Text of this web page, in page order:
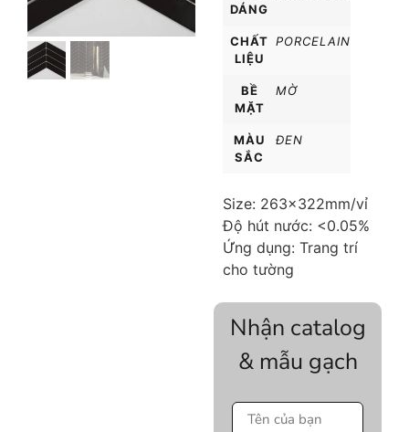
DÁNG
CHẤT
LIỆU
PORCELAIN
BỀ
MẶT
MỜ
MÀU
SẮC
ĐEN
Size: 263x322mm/vỉ
Độ hút nước: <0.05%
Ứng dụng: Trang trí
cho tường
Nhận catalog
& mẫu gạch